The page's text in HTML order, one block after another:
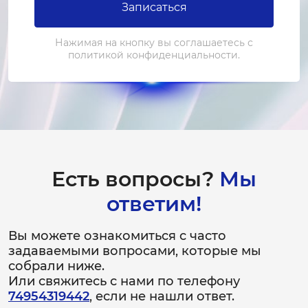
от 2 000 ₽
Ремонт впускного клапана
1-2 часа
от 1 200 ₽
Замена насоса
2-3 часа
Записаться
Нажимая на кнопку вы соглашаетесь с
политикой конфиденциальности.
Есть вопросы? Мы
ответим!
Вы можете ознакомиться с часто
задаваемыми вопросами, которые мы
собрали ниже.
Или свяжитесь с нами по телефону
74954319442, если не нашли ответ.